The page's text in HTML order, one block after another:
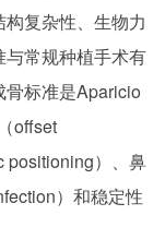
复杂性、生物力
常规种植手术有
标准是Aparicio
offset
positioning）、鼻
）和稳定性